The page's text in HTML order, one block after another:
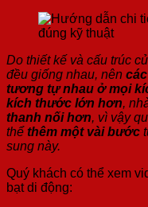
Do thiết kế và cấu trúc
đều giống nhau, nên
tương tự nhau ở mọi
kích thước lớn hơn,
thanh nối hơn, vì vậy
thểthêm một vài bước
sung này.
Quý khách có thể xem
bạt di động: